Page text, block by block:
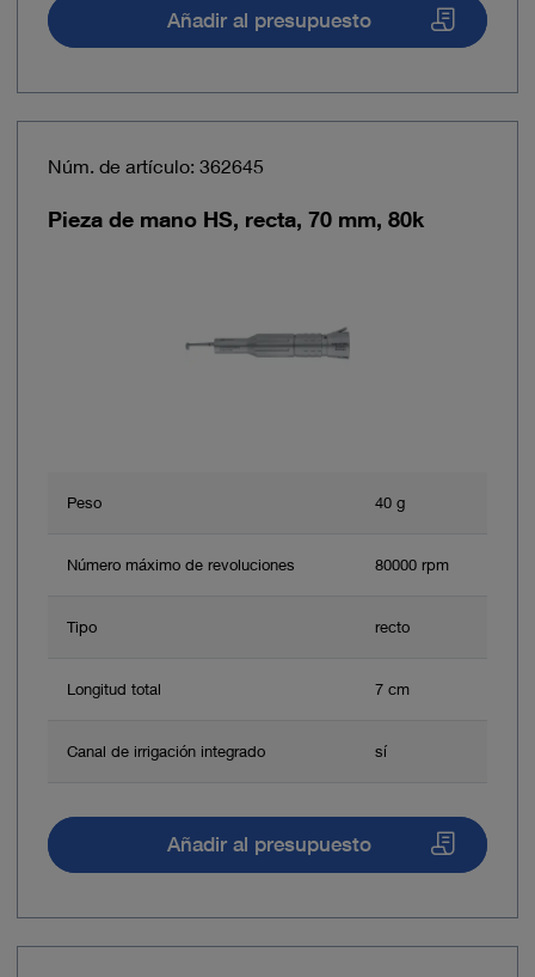
Añadir al presupuesto
Núm. de artículo: 362645
Pieza de mano HS, recta, 70 mm, 80k
Peso 40 g
Número máximo de revoluciones 80000 rpm
Tipo recto
Longitud total 7 cm
Canal de irrigación integrado sí
Añadir al presupuesto